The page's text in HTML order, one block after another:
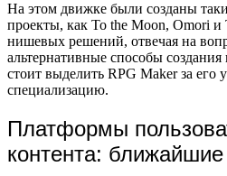
На этом движке были созданы
проекты, как To the Moon, Omori и
нишевых решений, отвечая на
альтернативные способы
стоит выделить RPG Maker за его
специализацию.
Платформы
контента: ближайшие